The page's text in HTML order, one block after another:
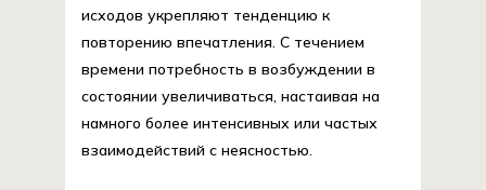
исходов укрепляют тенденцию к
повторению впечатления. С течением
времени потребность в возбуждении в
состоянии увеличиваться, настаивая на
намного более интенсивных или частых
взаимодействий с неясностью.